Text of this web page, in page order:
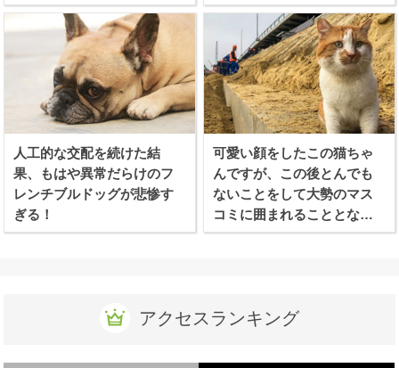
人工的な交配を続けた結
果、もはや異常だらけのフ
レンチブルドッグが悲惨す
ぎる！
可愛い顔をしたこの猫ちゃ
んですが、この後とんでも
ないことをして大勢のマス
コミに囲まれることとなり
ます
アクセスランキング